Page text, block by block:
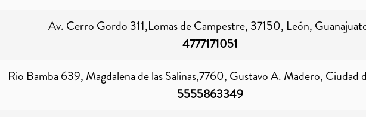
Av. Cerro Gordo 311,Lomas de Campestre, 37150, León,
4777171051
Rio Bamba 639, Magdalena de las Salinas,7760, Gustavo A. Madero, Ciudad
5555863349